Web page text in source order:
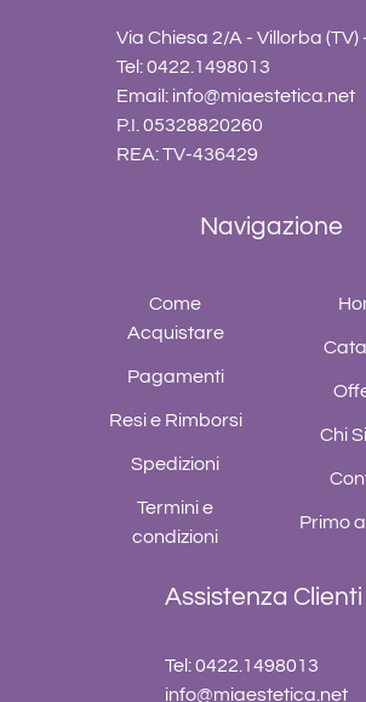
Via Chiesa 2/A - Villorba (TV)
Tel: 0422.1498013
Email: info@miaestetica.net
P.I. 05328820260
REA: TV-436429
Navigazione
Come
Acquistare
Pagamenti
Resi e Rimborsi
Spedizioni
Termini e
condizioni
Chi
Primo
Assistenza Clienti
Tel: 0422.1498013
info@miaestetica.net